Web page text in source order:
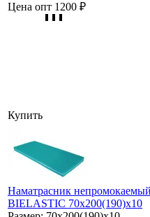
Цена опт 1200 ₽
Купить
Наматрасник
BIELASTIC 70х200(190)х10